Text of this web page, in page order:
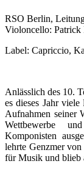
RSO Berlin,
Violoncello: Patrick
Label: Capriccio,
Anlässlich des 10.
es dieses Jahr
Aufnahmen seiner
Wettbewerbe
Komponisten
lehrte Genzmer
für Musik und blieb